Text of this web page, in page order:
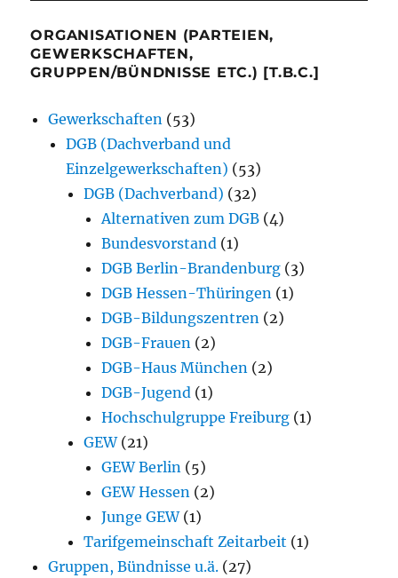
ORGANISATIONEN (PARTEIEN,
GEWERKSCHAFTEN,
GRUPPEN/BÜNDNISSE ETC.) [T.B.C.]
Gewerkschaften (53)
DGB (Dachverband und
Einzelgewerkschaften) (53)
DGB (Dachverband) (32)
Alternativen zum DGB (4)
Bundesvorstand (1)
DGB Berlin-Brandenburg (3)
DGB Hessen-Thüringen (1)
DGB-Bildungszentren (2)
DGB-Frauen (2)
DGB-Haus München (2)
DGB-Jugend (1)
Hochschulgruppe Freiburg (1)
GEW(21)
GEW Berlin (5)
GEW Hessen (2)
Junge GEW(1)
Tarifgemeinschaft Zeitarbeit (1)
Gruppen, Bündnisse u.ä. (27)